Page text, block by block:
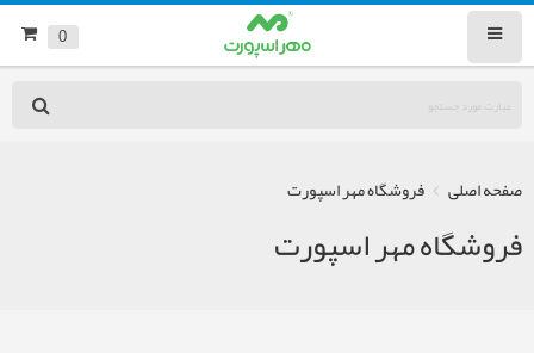
0
صفحه اصلی فروشگاه مهر اسپورت
فروشگاه مهر اسپورت